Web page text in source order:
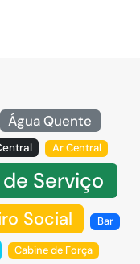
Água Quente
Ar Central
Serviço
Social Bar
Cabine de Força